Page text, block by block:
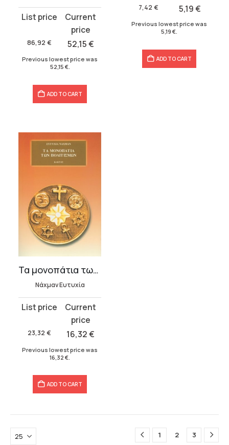
86,92 €
Original
was:
86,92 €.
52,15€
Current
52,15 €.
Previous lowest price was
52,15 €.
ADD TO CART
7,42 €
was:
7,42 €.
5,19€
5,19 €.
Previous lowest price was
5,19 €.
ADD TO CART
Τα μονοπάτια των πολιτισμών
Νάχμαν Ευτυχία
23,32 €
Original
was:
16,32€
Current
Previous lowest price was
16,32 €
ADD TO CART
1 2 3